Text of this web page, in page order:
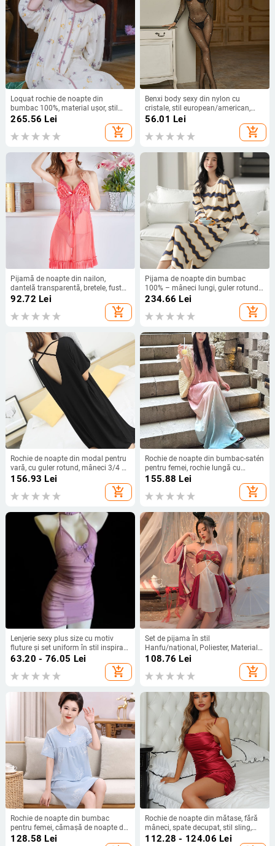
Loquat rochie de noapte din
bumbac 100%, material ușor, stil
antic Guofeng, croială lejeră, lungă,
265.56 Lei
add_shopping_cart
Benxi body sexy din nylon cu
cristale, stil european/american,
deschidere în zona intimă, mâneci
56.01 Lei
add_shopping_cart
Pijamă de noapte din nailon,
dantelă transparentă, bretele, fustă
decupată cu chilot tip thong
92.72 Lei
add_shopping_cart
Pijama de noapte din bumbac
100% – mâneci lungi, guler rotund,
respirabil, lungă fustă, poate fi
purtat și în exterior, toamna 2025,
mărime plus
234.66 Lei
add_shopping_cart
Rochie de noapte din modal pentru
vară, cu guler rotund, mâneci 3/4 și
fustă scurtă.
156.93 Lei
add_shopping_cart
Rochie de noapte din bumbac-satén
pentru femei, rochie lungă cu
bretele, gradient de vară, stil de
vacanță, rochie de plajă elegantă,
pentru purtat afară sau acasă
155.88 Lei
add_shopping_cart
Lenjerie sexy plus size cu motiv
fluture și set uniform în stil inspirat
de uniformă, plasă mov
transparentă, pijamale QQNY
63.20 - 76.05 Lei
add_shopping_cart
Set de pijama în stil
Hanfu/național, Poliester, Material
subțire, Mâneci lungi, Fustă midi
108.76 Lei
add_shopping_cart
Rochie de noapte din bumbac
pentru femei, cămașă de noapte de
vară cu mâneci 3/4, lungime midi,
128.58 Lei
Rochie de noapte din mătase, fără
mâneci, spate decupat, stil sling,
respirabilă, pentru acasă
112.28 - 124.06 Lei